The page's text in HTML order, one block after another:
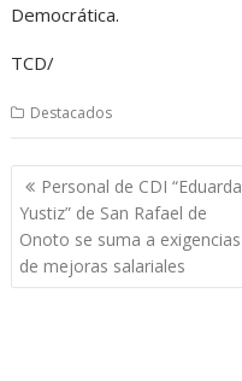
Democrática.
TCD/
Destacados
Navegación
de
entradas
Personal de CDI “Eduarda
Yustiz” de San Rafael de
Onoto se suma a exigencias
de mejoras salariales